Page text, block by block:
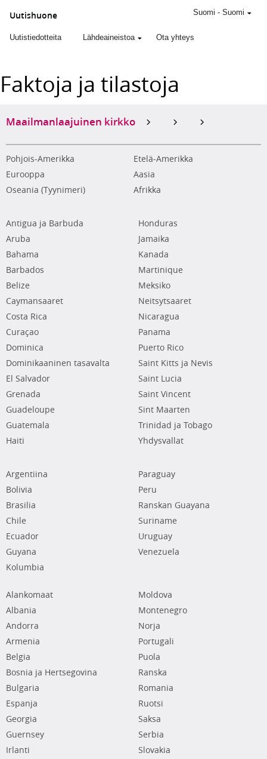
Uutishuone
Uutistiedotteita Lähdeaineistoa Ota yhteys
Suomi - Suomi
Faktoja ja tilastoja
Maailmanlaajuinen kirkko
Pohjois-Amerikka
Etelä-Amerikka
Eurooppa
Aasia
Oseania (Tyynimeri)
Afrikka
Antigua ja Barbuda
Aruba
Bahama
Barbados
Belize
Caymansaaret
Costa Rica
Curaçao
Dominica
Dominikaaninen tasavalta
El Salvador
Grenada
Guadeloupe
Guatemala
Haiti
Honduras
Jamaika
Kanada
Martinique
Meksiko
Neitsytsaaret
Nicaragua
Panama
Puerto Rico
Saint Kitts ja Nevis
Saint Lucia
Saint Vincent
Sint Maarten
Trinidad ja Tobago
Yhdysvallat
Argentiina
Bolivia
Brasilia
Chile
Ecuador
Guyana
Kolumbia
Paraguay
Peru
Ranskan Guayana
Suriname
Uruguay
Venezuela
Alankomaat
Albania
Andorra
Armenia
Belgia
Bosnia ja Hertsegovina
Bulgaria
Espanja
Georgia
Guernsey
Irlanti
Moldova
Montenegro
Norja
Portugali
Puola
Ranska
Romania
Ruotsi
Saksa
Serbia
Slovakia